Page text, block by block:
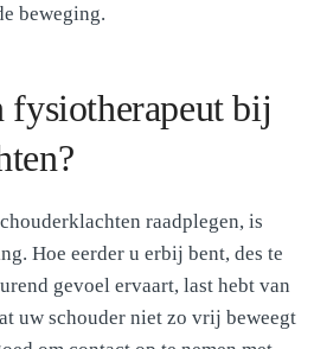
beweging.
fysiotherapeut bij
raadplegen, is
Hoe eerder u erbij bent, des te
gevoel ervaart, last hebt van
uw schouder niet zo vrij beweegt